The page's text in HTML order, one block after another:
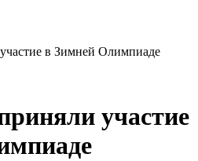
в Зимней Олимпиаде
участие